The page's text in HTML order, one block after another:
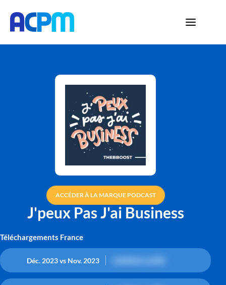
ACCÉDER À LA MARQUE PODCAST
J'peux Pas J'ai Business
Téléchargements France
Déc. 2023 vs Nov. 2023